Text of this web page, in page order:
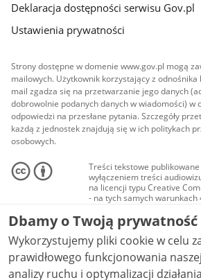
Deklaracja dostępności serwisu Gov.pl
Ustawienia prywatności
Strony dostępne w domenie www.gov.pl mogą
mailowych. Użytkownik korzystający z
mail zgadza się na przetwarzanie jego danych
dobrowolnie podanych danych w wiadomości) w
odpowiedzi na przesłane pytania. Szczegóły
każdą z jednostek znajdują się w ich politykach
osobowych.
Treści tekstowe
wyłączeniem treści
na licencji typu Creative
- na tych samych warunkach
Materiały audiowizualne, w
audio i wideo, są
Creative Commons: uznanie
niekomercyjne - bez utworów
NC-ND 4.0), o ile nie jest to
Dbamy o Twoją prywatność
Wykorzystujemy pliki cookie w celu
prawidłowego funkcjonowania
analizy ruchu i optymalizacji działania strony.